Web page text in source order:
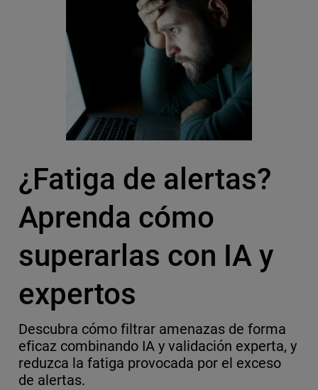
¿Fatiga de alertas?
Aprenda cómo
superarlas con IA y
expertos
Descubra cómo filtrar amenazas de forma
eficaz combinando IA y validación experta, y
reduzca la fatiga provocada por el exceso
de alertas.